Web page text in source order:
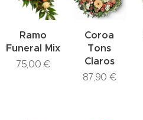
Ramo
Funeral Mix
75,00 €
Coroa
Tons
Claros
87,90 €